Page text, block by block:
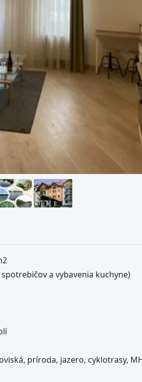
a vybavenia kuchyne)
príroda, jazero, cyklotrasy,